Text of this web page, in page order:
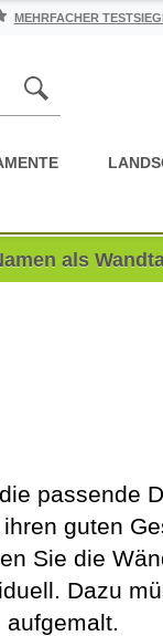
MEHRFACHER
als
passende
guten
Sie die
Dazu